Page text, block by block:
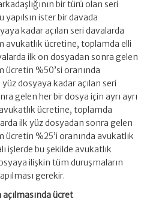
bir türü olan seri
ister bir davada
kadar açılan seri davalarda
avukatlık ücretine, toplamda elli
ilk on dosyadan sonra gelen
ücretin %50’si oranında
dosyaya kadar açılan seri
gelen her bir dosya için ayrı ayrı
ücretine, toplamda
ilk yüz dosyadan sonra gelen
ücretin %25’i oranında avukatlık
işlerde bu şekilde avukatlık
ilişkin tüm duruşmaların
gerekir.
ücret